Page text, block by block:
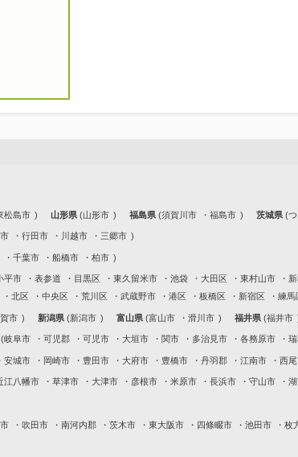
松島市 山形県 山形市 福島県 須賀川市 福島市 茨城県
行田市 川越市 三郷市
千葉市 船橋市 柏市
平市 表参道 目黒区 東久留米市 池袋 大田区 東村山市
北区 中央区 荒川区 武蔵野市 港区 板橋区 新宿区 練馬
市 新潟県 新潟市 富山県 富山市 滑川市 福井県 福井市
岐阜市 可児郡 可児市 大垣市 関市 多治見市 各務原市
安城市 岡崎市 豊田市 大府市 豊橋市 丹羽郡 江南市 西
江八幡市 草津市 大津市 彦根市 米原市 長浜市 守山市
吹田市 南河内郡 茨木市 東大阪市 四條畷市 池田市 枚